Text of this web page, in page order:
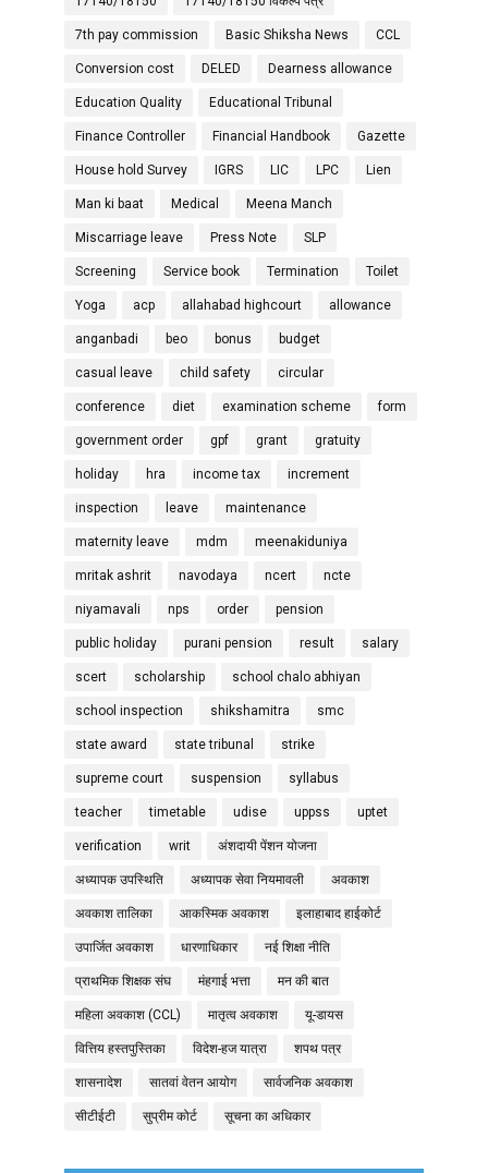
7th pay commission Basic Shiksha News CCL
Conversion cost DELED Dearness allowance
Education Quality Educational Tribunal
Finance Controller Financial Handbook Gazette
House hold Survey IGRS LIC LPC Lien
Man ki baat Medical Meena Manch
Miscarriage leave Press Note SLP
Screening Service book Termination Toilet
Yoga acp allahabad highcourt allowance
anganbadi beo bonus budget
casual leave child safety circular
conference diet examination scheme form
government order gpf grant gratuity
holiday hra income tax increment
inspection leave maintenance
maternity leave mdm meenakiduniya
mritak ashrit navodaya ncert ncte
niyamavali nps order pension
public holiday purani pension result salary
scert scholarship school chalo abhiyan
school inspection shikshamitra smc
state award state tribunal strike
supreme court suspension syllabus
teacher timetable udise uppss uptet
verification writ अंशदायी पेंशन योजना
अध्यापक उपस्थिति अध्यापक सेवा नियमावली अवकाश
अवकाश तालिका आकस्मिक अवकाश इलाहाबाद हाईकोर्ट
उपार्जित अवकाश धारणाधिकार नई शिक्षा नीति
प्राथमिक शिक्षक संघ मंहगाई भत्ता मन की बात
महिला अवकाश (CCL) मातृत्व अवकाश यू-डायस
वित्तिय हस्तपुस्तिका विदेश-हज यात्रा शपथ पत्र
शासनादेश सातवां वेतन आयोग सार्वजनिक अवकाश
सीटीईटी सुप्रीम कोर्ट सूचना का अधिकार